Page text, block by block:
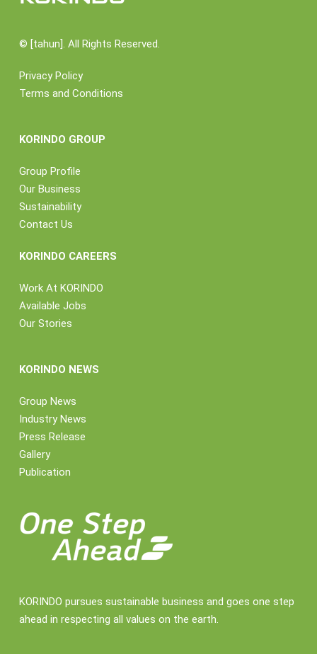
© [tahun]. All Rights Reserved.
Privacy Policy
Terms and Conditions
KORINDO GROUP
Group Profile
Our Business
Sustainability
Contact Us
KORINDO CAREERS
Work At KORINDO
Available Jobs
Our Stories
KORINDO NEWS
Group News
Industry News
Press Release
Gallery
Publication
KORINDO pursues sustainable business and goes one step
ahead in respecting all values on the earth.